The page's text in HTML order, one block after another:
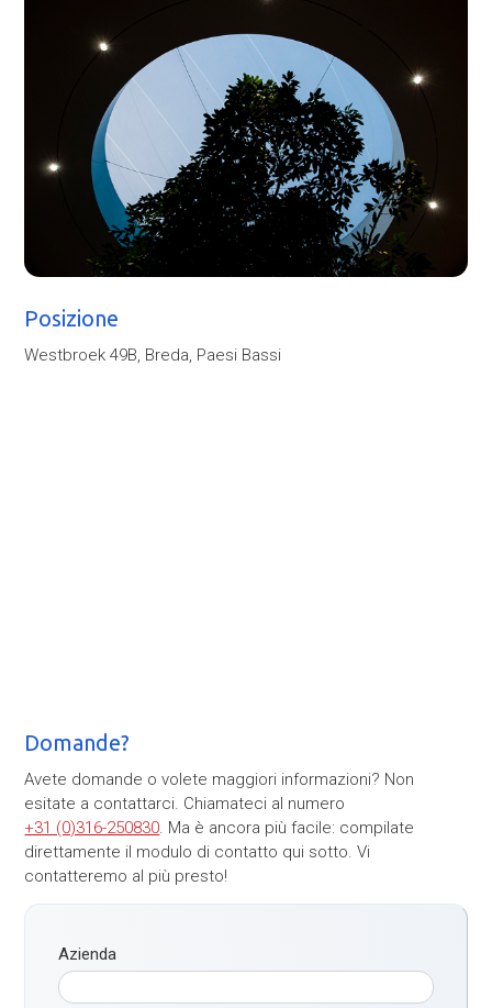
Posizione
Westbroek 49B, Breda, Paesi Bassi
Domande?
Avete domande o volete maggiori informazioni? Non
esitate a contattarci. Chiamateci al numero
+31 (0)316-250830. Ma è ancora più facile: compilate
direttamente il modulo di contatto qui sotto. Vi
contatteremo al più presto!
Azienda